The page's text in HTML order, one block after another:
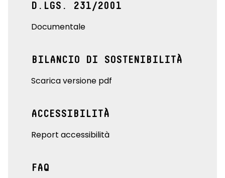
D.LGS. 231/2001
Documentale
BILANCIO DI SOSTENIBILITÀ
Scarica versione pdf
ACCESSIBILITÀ
Report accessibilità
FAQ